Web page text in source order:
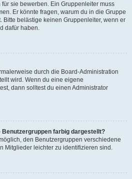
sie bewerben. Ein Gruppenleiter muss
Er könnte fragen, warum du in die Gruppe
Bitte belästige keinen Gruppenleiter, wenn er
dafür haben.
durch die Board-Administration
wird. Wenn du eine eigene
dann solltest du einen Administrator
farbig dargestellt?
den Benutzergruppen verschiedene
Mitglieder leichter zu identifizieren sind.